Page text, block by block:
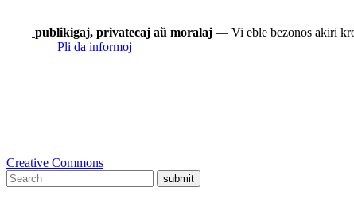
publikigaj, privatecaj aŭ moralaj — Vi eble bezonos akiri
Pli da informoj
Creative Commons
submit